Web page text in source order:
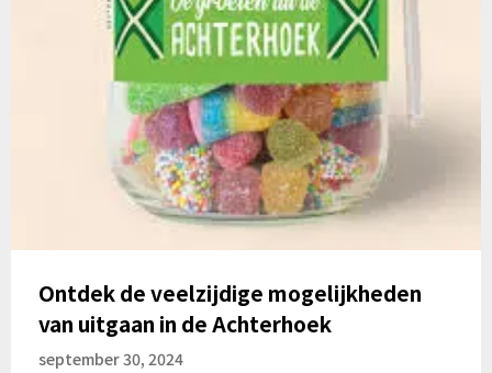
Ontdek de veelzijdige mogelijkheden
van uitgaan in de Achterhoek
september 30, 2024